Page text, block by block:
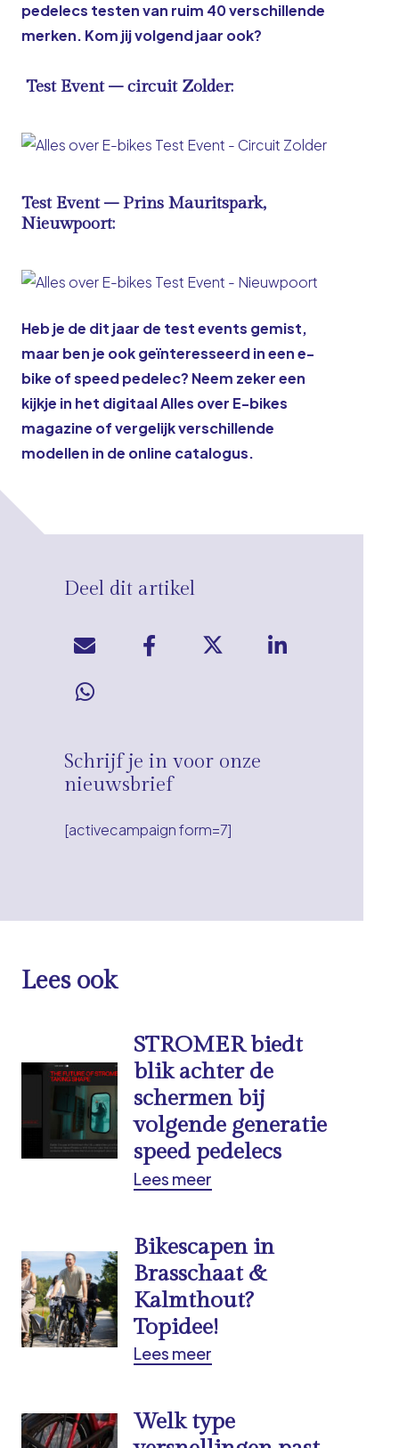
pedelecs testen van ruim 40 verschillende
merken. Kom jij volgend jaar ook?
Test Event – circuit Zolder:
Test Event – Prins Mauritspark,
Nieuwpoort:
Heb je de dit jaar de test events gemist,
maar ben je ook geïnteresseerd in een e-
bike of speed pedelec? Neem zeker een
kijkje in het digitaalAlles over E-bikes
magazine of vergelijk verschillende
modellen in de online catalogus.
Deel dit artikel
Schrijf je in voor onze
nieuwsbrief
[activecampaign form=7]
Lees ook
STROMER biedt
blik achter de
schermen bij
volgende generatie
speed pedelecs
Lees meer
Bikescapen in
Brasschaat &
Kalmthout?
Topidee!
Lees meer
Welk type